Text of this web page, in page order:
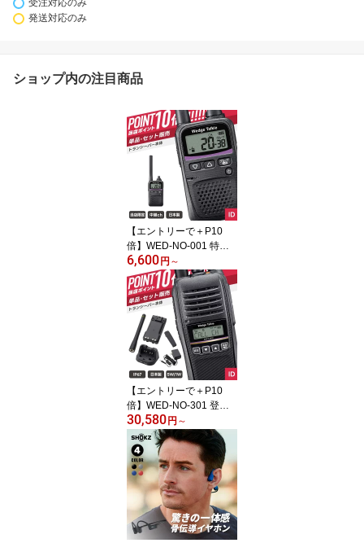
受注対応のみ
発送対応のみ
ショップ内の注目商品
【エントリーで＋P10
倍】WED-NO-001 特定
小電力トランシーバー （
インカム 無線機 防塵防
水 IP54 WED-NO-001 ウ
ェッジトーキー ）
6,600円 ～
【エントリーで＋P10
倍】WED-NO-301 登録
局 （ インカム 無線機 防
塵防水 IP67 Bluetooth W
ED-NO-301 ウェッジト
ーキー ）
30,580円 ～